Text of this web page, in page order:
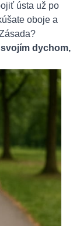
ústa už po
oboje a
dychom,